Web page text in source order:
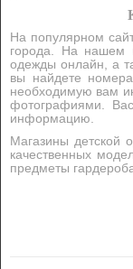
На популярном
города. На нашем
одежды онлайн, а
вы найдете
необходимую вам
фотографиями.
информацию.
Магазины детской
качественных
предметы